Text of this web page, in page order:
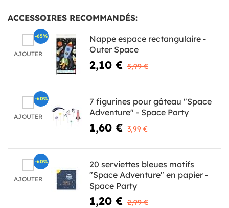
ACCESSOIRES RECOMMANDÉS:
AJOUTER
Nappe espace rectangulaire -
Outer Space
2,10 € 5,99 €
-65%
AJOUTER
7 figurines pour gâteau "Space
Adventure" - Space Party
1,60 € 3,99 €
-60%
AJOUTER
20 serviettes bleues motifs
"Space Adventure" en papier -
Space Party
1,20 € 2,99 €
-60%